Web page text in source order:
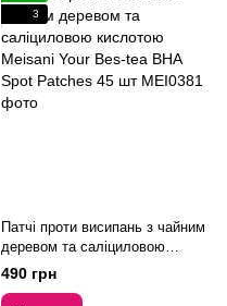
3
Патчі проти висипань з чайним
деревом та саліциловою
кислотою Meisani Your Bes-tea
BHA Spot Patches 45 шт
490 грн